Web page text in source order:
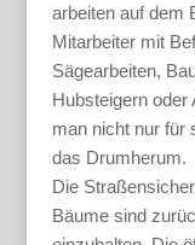
arbeiten auf dem
Mitarbeiter mit
Sägearbeiten,
Hubsteigern oder
man nicht nur für
das Drumherum.
Die
Bäume sind